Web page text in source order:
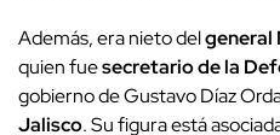
Además, era nieto delgeneral
quien fuesecretario de la
gobierno de Gustavo Díaz
Jalisco. Su figura está